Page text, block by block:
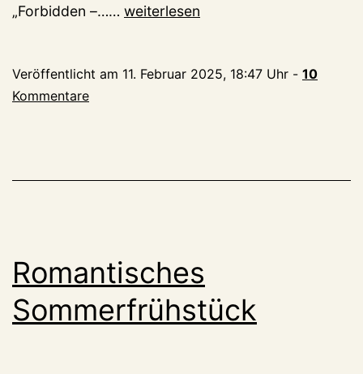
„Forbidden –…… Was
kleveblog
weiterlesen
Veröffentlicht am 11. Februar 2025, 18:47 Uhr - 10
Kommentare
Romantisches
Sommerfrühstück